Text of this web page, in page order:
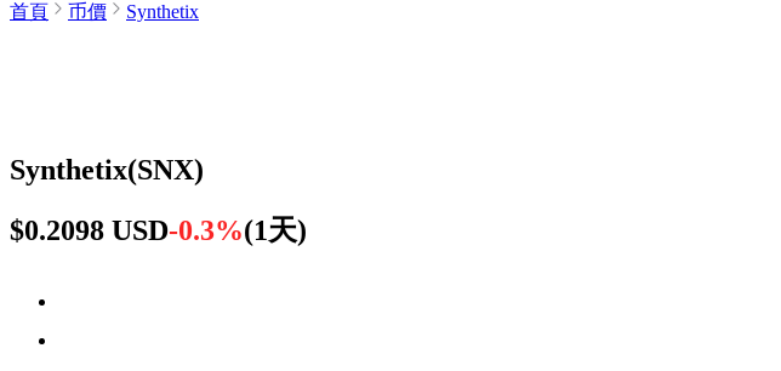
首頁 币價 Synthetix
Synthetix(SNX)
$0.2098 USD-0.3%(1天)